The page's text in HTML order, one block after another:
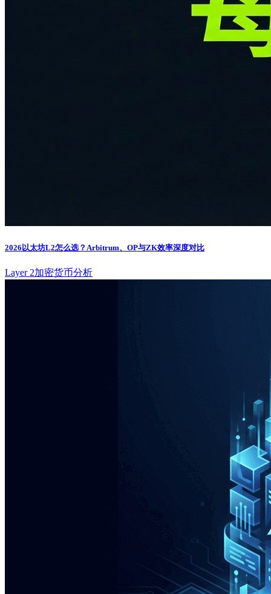
2026以太坊L2怎么选？Arbitrum、OP与ZK效率深度对比
Layer 2加密货币分析